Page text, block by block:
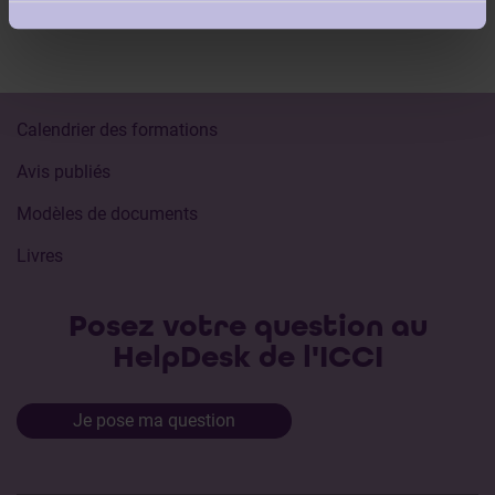
Calendrier des formations
Avis publiés
Modèles de documents
Livres
Posez votre question au
HelpDesk de l'ICCI
Je pose ma question